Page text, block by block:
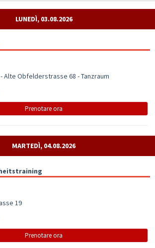
LUNEDÌ, 03.08.2026
Alte Obfelderstrasse 68 - Tanzraum
Prenotare ora
MARTEDÌ, 04.08.2026
19
Prenotare ora